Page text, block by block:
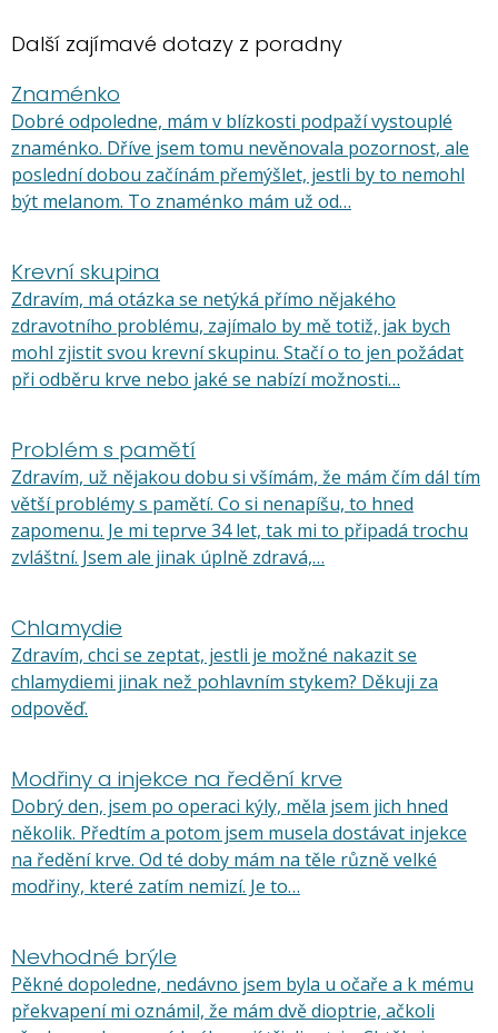
Další zajímavé dotazy z poradny
Znaménko
Dobré odpoledne, mám v blízkosti podpaží vystouplé
znaménko. Dříve jsem tomu nevěnovala pozornost, ale
poslední dobou začínám přemýšlet, jestli by to nemohl
být melanom. To znaménko mám už od…
Krevní skupina
Zdravím, má otázka se netýká přímo nějakého
zdravotního problému, zajímalo by mě totiž, jak bych
mohl zjistit svou krevní skupinu. Stačí o to jen požádat
při odběru krve nebo jaké se nabízí možnosti…
Problém s pamětí
Zdravím, už nějakou dobu si všímám, že mám čím dál tím
větší problémy s pamětí. Co si nenapíšu, to hned
zapomenu. Je mi teprve 34 let, tak mi to připadá trochu
zvláštní. Jsem ale jinak úplně zdravá,…
Chlamydie
Zdravím, chci se zeptat, jestli je možné nakazit se
chlamydiemi jinak než pohlavním stykem? Děkuji za
odpověď.
Modřiny a injekce na ředění krve
Dobrý den, jsem po operaci kýly, měla jsem jich hned
několik. Předtím a potom jsem musela dostávat injekce
na ředění krve. Od té doby mám na těle různě velké
modřiny, které zatím nemizí. Je to…
Nevhodné brýle
Pěkné dopoledne, nedávno jsem byla u očaře a k mému
překvapení mi oznámil, že mám dvě dioptrie, ačkoli